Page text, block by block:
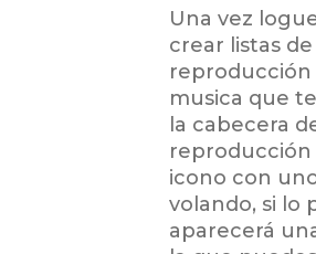
Una vez
crear listas de
reproducción
musica que
la cabecera
reproducción
icono con
volando, si lo
aparecerá